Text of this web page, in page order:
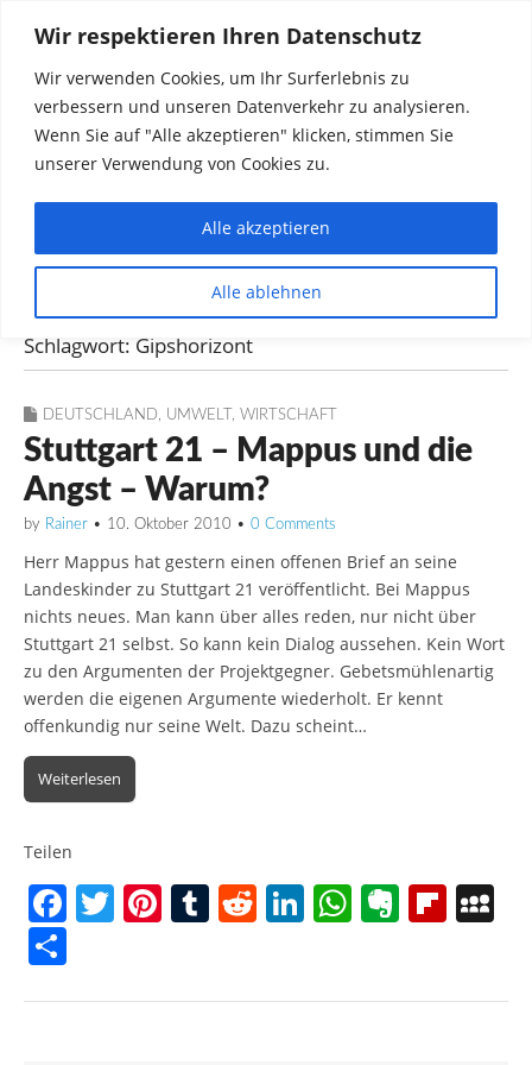
Wir respektieren Ihren Datenschutz
Wir verwenden Cookies, um Ihr Surferlebnis zu
verbessern und unseren Datenverkehr zu analysieren.
Wenn Sie auf "Alle akzeptieren" klicken, stimmen Sie
unserer Verwendung von Cookies zu.
Alle ablehnen
Alle akzeptieren
Rainer in Krawickel
Dinge die mich interessieren diskutieren
Schlagwort: Gipshorizont
DEUTSCHLAND, UMWELT , WIRTSCHAFT
Stuttgart 21 – Mappus und die
Angst – Warum?
by Rainer • 10. Oktober 2010 • 0 Comments
Herr Mappus hat gestern einen offenen Brief an seine
Landeskinder zu Stuttgart 21 veröffentlicht. Bei Mappus
nichts neues. Man kann über alles reden, nur nicht über
Stuttgart 21 selbst. So kann kein Dialog aussehen. Kein Wort
zu den Argumenten der Projektgegner. Gebetsmühlenartig
werden die eigenen Argumente wiederholt. Er kennt
offenkundig nur seine Welt. Dazu scheint…
Weiterlesen
Teilen
F
e
T
er
Pi
e
T
bl
R
di
Li
e
W
s
E
n
Fl
o p